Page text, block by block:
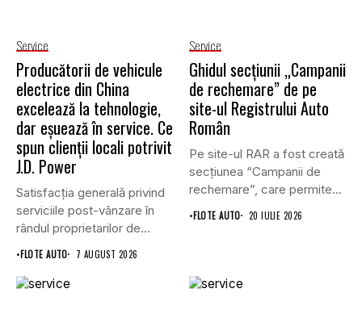
Service
Producătorii de vehicule
electrice din China
excelează la tehnologie,
dar eșuează în service. Ce
spun clienții locali potrivit
J.D. Power
Satisfacția generală privind
serviciile post-vânzare în
rândul proprietarilor de
vehicule cu energie...
•FLOTE AUTO 7 AUGUST 2026
Service
Ghidul secțiunii „Campanii
de rechemare” de pe
site-ul Registrului Auto
Român
Pe site-ul RAR a fost creată
secțiunea “Campanii de
rechemare”, care permite...
•FLOTE AUTO 20 IULIE 2026